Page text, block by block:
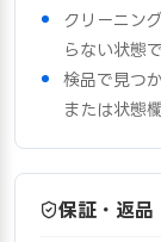
クリーニン
らない状態
検品で見つ
または状態
保証・返品